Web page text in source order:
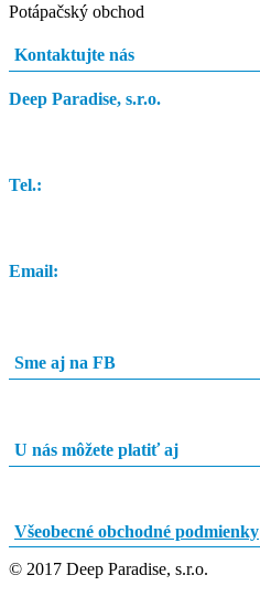
Potápačský obchod
Kontaktujte nás
Deep Paradise, s.r.o.
Tel.:
Email:
Sme aj na FB
U nás môžete platiť aj
Všeobecné obchodné podmienky
© 2017 Deep Paradise, s.r.o.